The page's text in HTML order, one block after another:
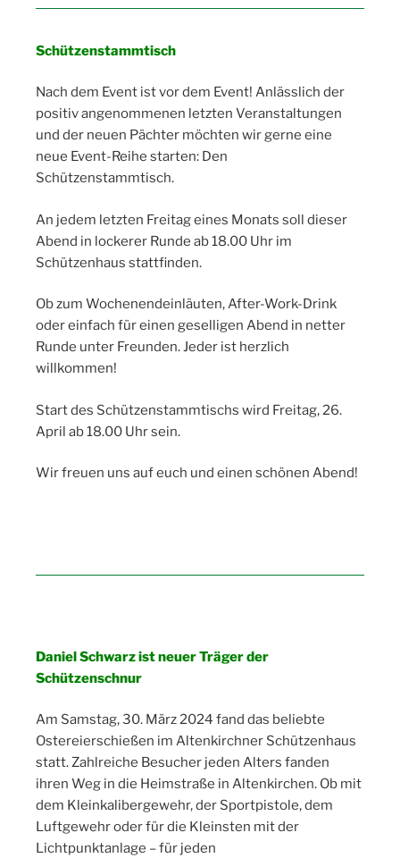
Schützenstammtisch
Nach dem Event ist vor dem Event! Anlässlich der
positiv angenommenen letzten Veranstaltungen
und der neuen Pächter möchten wir gerne eine
neue Event-Reihe starten: Den
Schützenstammtisch.
An jedem letzten Freitag eines Monats soll dieser
Abend in lockerer Runde ab 18.00 Uhr im
Schützenhaus stattfinden.
Ob zum Wochenendeinläuten, After-Work-Drink
oder einfach für einen geselligen Abend in netter
Runde unter Freunden. Jeder ist herzlich
willkommen!
Start des Schützenstammtischs wird Freitag, 26.
April ab 18.00 Uhr sein.
Wir freuen uns auf euch und einen schönen Abend!
Daniel Schwarz ist neuer Träger der
Schützenschnur
Am Samstag, 30. März 2024 fand das beliebte
Ostereierschießen im Altenkirchner Schützenhaus
statt. Zahlreiche Besucher jeden Alters fanden
ihren Weg in die Heimstraße in Altenkirchen. Ob mit
dem Kleinkalibergewehr, der Sportpistole, dem
Luftgewehr oder für die Kleinsten mit der
Lichtpunktanlage – für jeden